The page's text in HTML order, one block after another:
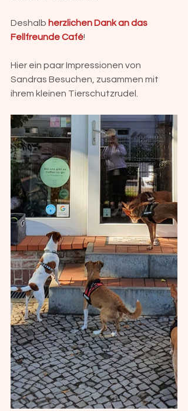
Deshalb herzlichen Dank an das
Fellfreunde Café!
Hier ein paar Impressionen von
Sandras Besuchen, zusammen mit
ihrem kleinen Tierschutzrudel.